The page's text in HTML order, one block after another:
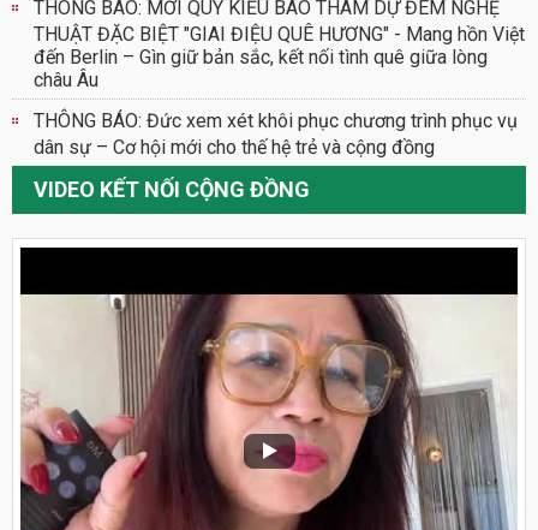
THÔNG BÁO: MỜI QUÝ KIỀU BÀO THAM DỰ ĐÊM NGHỆ
THUẬT ĐẶC BIỆT "GIAI ĐIỆU QUÊ HƯƠNG" - Mang hồn Việt
đến Berlin – Gìn giữ bản sắc, kết nối tình quê giữa lòng
châu Âu
THÔNG BÁO: Đức xem xét khôi phục chương trình phục vụ
dân sự – Cơ hội mới cho thế hệ trẻ và cộng đồng
VIDEO KẾT NỐI CỘNG ĐỒNG